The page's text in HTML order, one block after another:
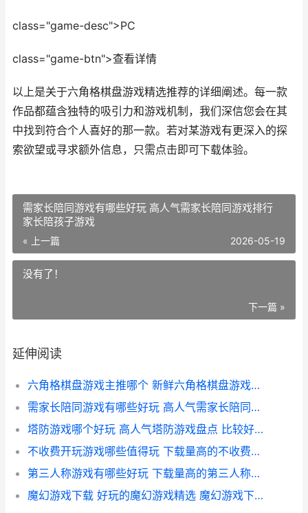
class="game-desc">PC
class="game-btn">查看详情
以上是关于六角格棋盘游戏精选推荐的详细阐述。每一款
作品都蕴含独特的吸引力和游戏机制，我们深信您会在其
中找到符合个人喜好的那一款。若对某游戏有更深入的探
索欲望或寻求额外信息，只需点击即可下载体验。
需家长陪同游戏有哪些好玩 高人气需家长陪同游戏排行
家长陪孩子游戏
« 上一篇 2026-05-19
没有了！
下一篇 »
延伸阅读
六角格棋盘游戏主推哪个 新鲜六角格棋盘游戏精选 六角形的棋盘是什么棋
需家长陪同游戏有哪些好玩 高人气需家长陪同游戏排行 家长陪孩子游戏
塔防游戏哪个好玩 高人气塔防游戏盘点 比较好的塔防游戏
不收费开玩游戏哪些值得玩 下载量高的不收费开玩游戏主推 不收费开玩游戏的手机
第三人称游戏有哪些好玩 下载量高的第三人称游戏主推 第3人称的游戏
魔幻游戏下载 好玩的魔幻游戏精选 魔幻游戏下载1688